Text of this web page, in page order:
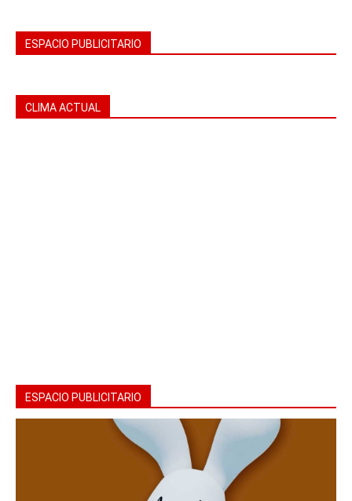
ESPACIO PUBLICITARIO
CLIMA ACTUAL
ESPACIO PUBLICITARIO